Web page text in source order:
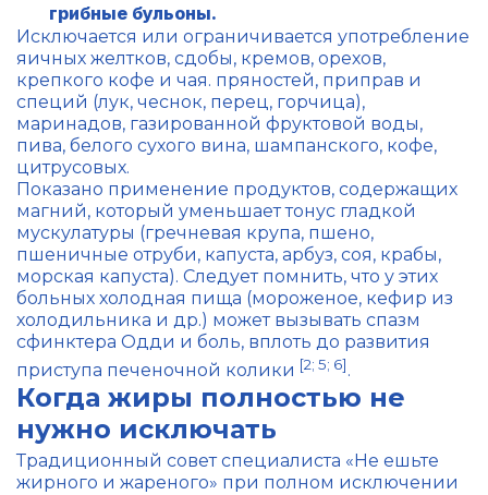
грибные бульоны.
Исключается или ограничивается употребление
яичных желтков, сдобы, кремов, орехов,
крепкого кофе и чая. пряностей, приправ и
специй (лук, чеснок, перец, горчица),
маринадов, газированной фруктовой воды,
пива, белого сухого вина, шампанского, кофе,
цитрусовых.
Показано применение продуктов, содержащих
магний, который уменьшает тонус гладкой
мускулатуры (гречневая крупа, пшено,
пшеничные отруби, капуста, арбуз, соя, крабы,
морская капуста). Следует помнить, что у этих
больных холодная пища (мороженое, кефир из
холодильника и др.) может вызывать спазм
сфинктера Одди и боль, вплоть до развития
приступа печеночной колики [2; 5; 6].
Когда жиры полностью не
нужно исключать
Традиционный совет специалиста «Не ешьте
жирного и жареного» при полном исключении